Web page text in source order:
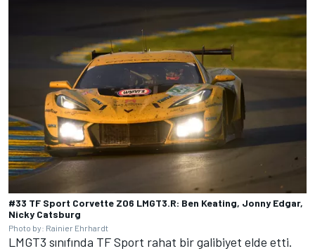
#33 TF Sport Corvette Z06 LMGT3.R: Ben Keating, Jonny Edgar,
Nicky Catsburg
Photo by: Rainier Ehrhardt
LMGT3 sınıfında TF Sport rahat bir galibiyet elde etti.